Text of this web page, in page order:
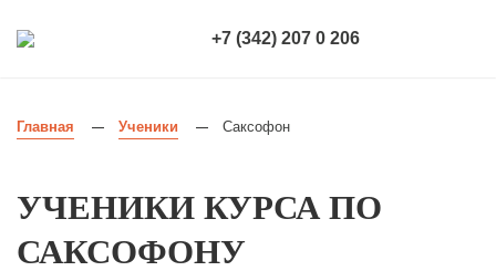
+7 (342) 207 0 206
Главная — Ученики — Саксофон
УЧЕНИКИ КУРСА ПО
САКСОФОНУ